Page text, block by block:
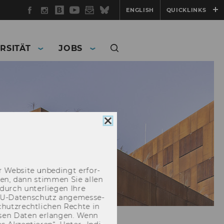
Facebook
Instagram
WU
Blog
YouTube
Newsletter
BlueskyENGLISH QUICKLINKS
JOBS
Cookie
Web­site un­be­dingt er­for­
dann stim­men Sie allen
un­ter­lie­gen Ihre
​Datenschutz an­ge­mes­se­
Rech­te in
Daten er­lan­gen. Wenn